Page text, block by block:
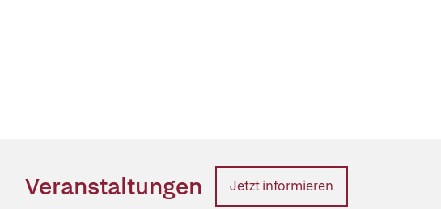
Veranstaltungen Jetzt informieren